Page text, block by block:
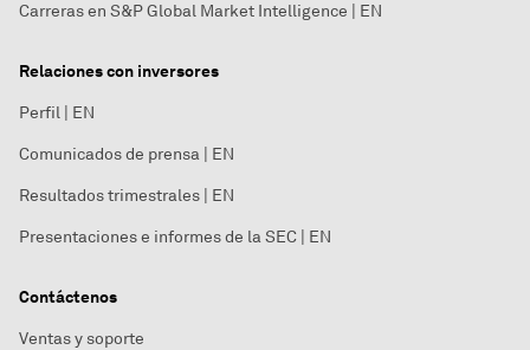
Carreras en S&P Global Market Intelligence | EN
Relaciones con inversores
Perfil | EN
Comunicados de prensa | EN
Resultados trimestrales | EN
Presentaciones e informes de la SEC | EN
Contáctenos
Ventas y soporte